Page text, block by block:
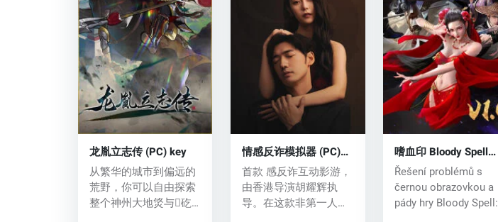
龙胤立志传 (PC) key
从繁华的城市到偏远的
荒野，你可以自由探索
整个神州大地焂与矻
情感反诈模拟器 (PC)
key
首款 感反诈互动影游，
由香港导演胡耀辉执
导。在这款非第一人称
嗜血印 Bloody Spell
(PC) key
Řešení problémů s
černou obrazovkou a
pády hry Bloody Spell: